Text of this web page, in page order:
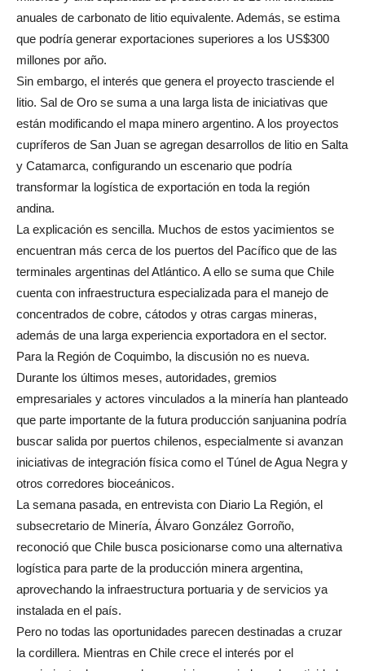
anuales de carbonato de litio equivalente. Además, se estima
que podría generar exportaciones superiores a los US$300
millones por año.
Sin embargo, el interés que genera el proyecto trasciende el
litio. Sal de Oro se suma a una larga lista de iniciativas que
están modificando el mapa minero argentino. A los proyectos
cupríferos de San Juan se agregan desarrollos de litio en Salta
y Catamarca, configurando un escenario que podría
transformar la logística de exportación en toda la región
andina.
La explicación es sencilla. Muchos de estos yacimientos se
encuentran más cerca de los puertos del Pacífico que de las
terminales argentinas del Atlántico. A ello se suma que Chile
cuenta con infraestructura especializada para el manejo de
concentrados de cobre, cátodos y otras cargas mineras,
además de una larga experiencia exportadora en el sector.
Para la Región de Coquimbo, la discusión no es nueva.
Durante los últimos meses, autoridades, gremios
empresariales y actores vinculados a la minería han planteado
que parte importante de la futura producción sanjuanina podría
buscar salida por puertos chilenos, especialmente si avanzan
iniciativas de integración física como el Túnel de Agua Negra y
otros corredores bioceánicos.
La semana pasada, en entrevista con Diario La Región, el
subsecretario de Minería, Álvaro González Gorroño,
reconoció que Chile busca posicionarse como una alternativa
logística para parte de la producción minera argentina,
aprovechando la infraestructura portuaria y de servicios ya
instalada en el país.
Pero no todas las oportunidades parecen destinadas a cruzar
la cordillera. Mientras en Chile crece el interés por el